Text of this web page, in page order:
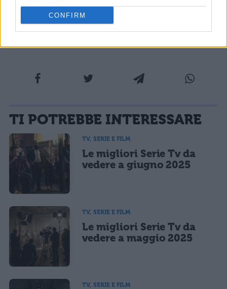
CONFIRM
sarà pubblicata. Dichiari di avere preso visione e di accettare quanto previsto dalla
informativa privacy. Pubblicando questo commento dai il consenso affinché un cookie
salvi i tuoi dati (nome, email) per il prossimo commento.
Ho letto e acconsento l'informativasulla privacy
CONFERMA E PUBBLICA
TI POTREBBE INTERESSARE
TV, SERIE E FILM
Le migliori Serie Tv da
vedere a giugno 2025
TV, SERIE E FILM
Le migliori Serie Tv da
vedere a maggio 2025
TV, SERIE E FILM